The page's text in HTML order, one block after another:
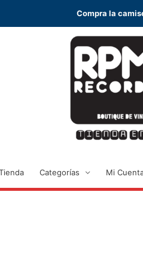
Compra la
Categorías Mi